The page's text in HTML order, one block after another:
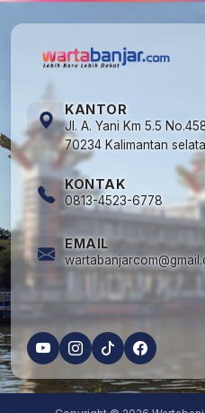
KANTOR
Jl. A. Yani Km 5.5
70234 Kalimantan
KONTAK
0813-4523-6778
EMAIL